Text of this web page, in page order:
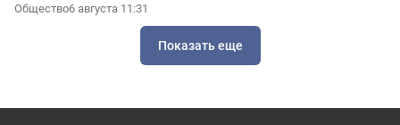
Общество6 августа 11:31
Показать еще